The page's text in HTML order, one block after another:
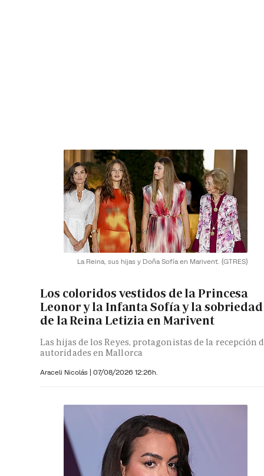
La Reina, sus hijas y Doña Sofía en Marivent. (GTRES)
Los coloridos vestidos de la Princesa
Leonor y la Infanta Sofía y la sobriedad
de la Reina Letizia en Marivent
Las hijas de los Reyes, protagonistas de la recepción
autoridades en Mallorca
Araceli Nicolás | 07/08/2026 12:26h.